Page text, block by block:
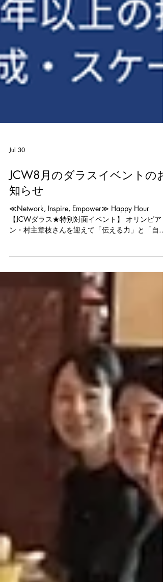
Jul 30
JCW8月のダラスイベントのお
知らせ
≪Network, Inspire, Empower≫ Happy Hour
ン・村主章枝さんを迎えて「伝える力」と「自分
ンピアン、村主章枝さんを 特別ゲストスピーカー
にお迎えし、対面イベントを開催します！ 世界の
舞台で結果を求められるプレッシャーの中、 村主
さんが大切にしてきたもの。 それは、自分自身を
信じ、自分の想いを表現する力でした。 「もっと
自分の意見を伝えたい」 「自分らしい働き方を見
つけたい」 「新しいステージへ踏み出す勇気がほ
しい」 そんな皆さんに、世界を舞台に挑戦してき
た村主さんの経験から、 これからの自分を一歩前
へ進めるヒントをお届けします。 村主さんが世界
で戦う中で学んだ「伝える力」と「自分らしく働
く力」とは？ ぜひ会場で直接お話を聞き、一緒に
未来へのヒントを見つけませんか？ 男女問わず、
どなたでもご参加いただけます。 定員に限りがあ
ります。 **定員を超えた場合はWaiting List（キ
ンセル待ち）**となりますので、 ぜひお早